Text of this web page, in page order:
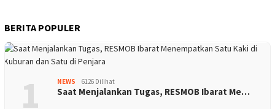
BERITA POPULER
1 NEWS 6126 Dilihat
Saat Menjalankan Tugas, RESMOB Ibarat Me…